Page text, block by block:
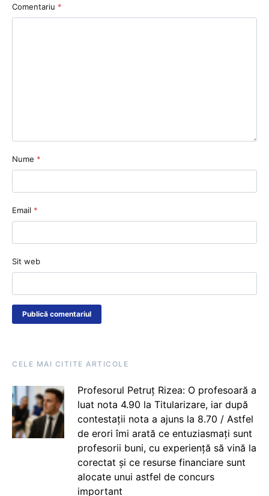
Comentariu *
Nume *
Email *
Sit web
CELE MAI CITITE ARTICOLE
Profesorul Petruț Rizea: O profesoară a
luat nota 4.90 la Titularizare, iar după
contestații nota a ajuns la 8.70 / Astfel
de erori îmi arată ce entuziasmați sunt
profesorii buni, cu experiență să vină la
corectat și ce resurse financiare sunt
alocate unui astfel de concurs
important